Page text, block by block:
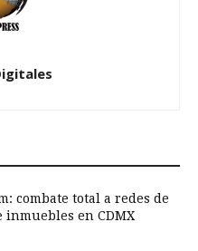
combate total a redes de
inmuebles en CDMX